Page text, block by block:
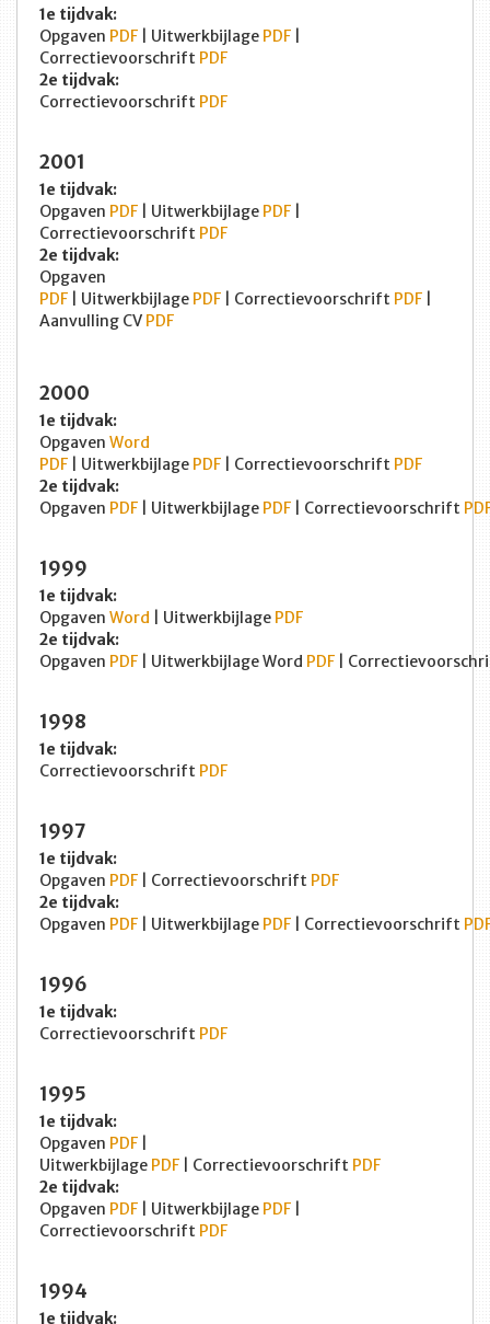
1e tijdvak:
Opgaven PDF | Uitwerkbijlage PDF
Correctievoorschrift PDF
2e tijdvak:
Correctievoorschrift PDF
2001
1e tijdvak:
Opgaven PDF | Uitwerkbijlage PDF
Correctievoorschrift PDF
2e tijdvak:
Opgaven
PDF | Uitwerkbijlage PDF | Correctievoorschrift PDF
Aanvulling CV PDF
2000
1e tijdvak:
Opgaven Word
PDF | Uitwerkbijlage PDF | Correctievoorschrift PDF
2e tijdvak:
Opgaven PDF | Uitwerkbijlage PDF | Correctievoorschrift
1999
1e tijdvak:
Opgaven Word | Uitwerkbijlage PDF
2e tijdvak:
Opgaven PDF | Uitwerkbijlage Word PDF |
1998
1e tijdvak:
Correctievoorschrift PDF
1997
1e tijdvak:
Opgaven PDF | Correctievoorschrift PDF
2e tijdvak:
Opgaven PDF | Uitwerkbijlage PDF | Correctievoorschrift
1996
1e tijdvak:
Correctievoorschrift PDF
1995
1e tijdvak:
Opgaven PDF
Uitwerkbijlage PDF | Correctievoorschrift PDF
2e tijdvak:
Opgaven PDF | Uitwerkbijlage PDF
Correctievoorschrift PDF
1994
1e tijdvak: